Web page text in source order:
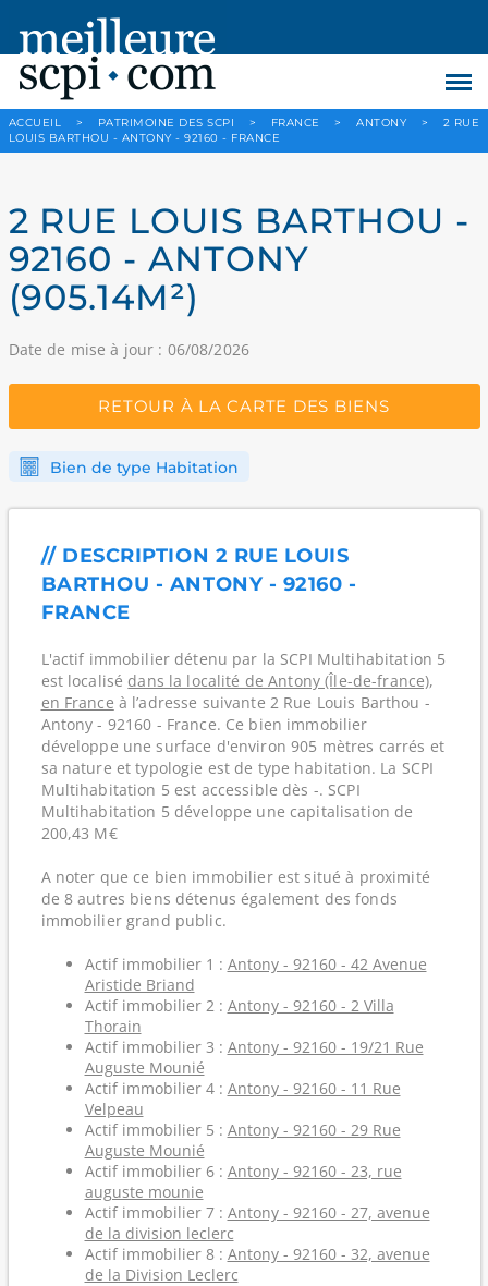
ACCUEIL > PATRIMOINE DES SCPI > FRANCE > ANTONY >
2 RUE
LOUIS BARTHOU - ANTONY - 92160 - FRANCE
2 RUE LOUIS BARTHOU -
92160 - ANTONY
(905.14M²)
Date de mise à jour : 06/08/2026
RETOUR À LA CARTE DES BIENS
Bien de type Habitation
// DESCRIPTION 2 RUE LOUIS
BARTHOU - ANTONY - 92160 -
FRANCE
L'actif immobilier détenu par la SCPI Multihabitation 5
est localisé dans la localité de Antony (Île-de-france),
en France à l’adresse suivante 2 Rue Louis Barthou -
Antony - 92160 - France. Ce bien immobilier
développe une surface d'environ 905 mètres carrés et
sa nature et typologie est de type habitation. La SCPI
Multihabitation 5 est accessible dès -. SCPI
Multihabitation 5 développe une capitalisation de
200,43 M€
A noter que ce bien immobilier est situé à proximité
de 8 autres biens détenus également des fonds
immobilier grand public.
Actif immobilier 1 : Antony - 92160 - 42 Avenue
Aristide Briand
Actif immobilier 2 : Antony - 92160 - 2 Villa
Thorain
Actif immobilier 3 : Antony - 92160 - 19/21 Rue
Auguste Mounié
Actif immobilier 4 : Antony - 92160 - 11 Rue
Velpeau
Actif immobilier 5 : Antony - 92160 - 29 Rue
Auguste Mounié
Actif immobilier 6 : Antony - 92160 - 23, rue
auguste mounie
Actif immobilier 7 : Antony - 92160 - 27, avenue
de la division leclerc
Actif immobilier 8 : Antony - 92160 - 32, avenue
de la Division Leclerc